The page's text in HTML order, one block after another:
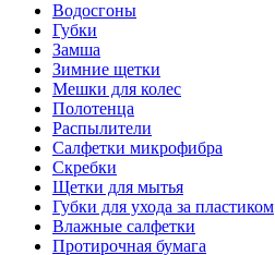
Водосгоны
Губки
Замша
Зимние щетки
Мешки для колес
Полотенца
Распылители
Салфетки микрофибра
Скребки
Щетки для мытья
Губки для ухода за пластиком
Влажные салфетки
Протирочная бумага